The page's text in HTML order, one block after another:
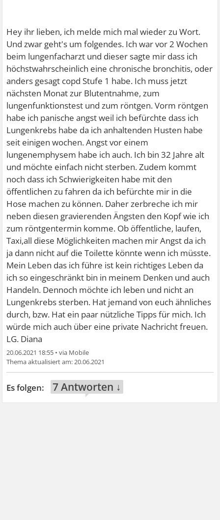
Hey ihr lieben, ich melde mich mal wieder zu Wort.
Und zwar geht's um folgendes. Ich war vor 2 Wochen
beim lungenfacharzt und dieser sagte mir dass ich
höchstwahrscheinlich eine chronische bronchitis, oder
anders gesagt copd Stufe 1 habe. Ich muss jetzt
nächsten Monat zur Blutentnahme, zum
lungenfunktionstest und zum röntgen. Vorm röntgen
habe ich panische angst weil ich befürchte dass ich
Lungenkrebs habe da ich anhaltenden Husten habe
seit einigen wochen. Angst vor einem
lungenemphysem habe ich auch. Ich bin 32 Jahre alt
und möchte einfach nicht sterben. Zudem kommt
noch dass ich Schwierigkeiten habe mit den
öffentlichen zu fahren da ich befürchte mir in die
Hose machen zu können. Daher zerbreche ich mir
neben diesen gravierenden Ängsten den Kopf wie ich
zum röntgentermin komme. Ob öffentliche, laufen,
Taxi,all diese Möglichkeiten machen mir Angst da ich
ja dann nicht auf die Toilette könnte wenn ich müsste.
Mein Leben das ich führe ist kein richtiges Leben da
ich so eingeschränkt bin in meinem Denken und auch
Handeln. Dennoch möchte ich leben und nicht an
Lungenkrebs sterben. Hat jemand von euch ähnliches
durch, bzw. Hat ein paar nützliche Tipps für mich. Ich
würde mich auch über eine private Nachricht freuen.
LG. Diana
20.06.2021 18:55 •
20.06.2021
7 Antworten ↓